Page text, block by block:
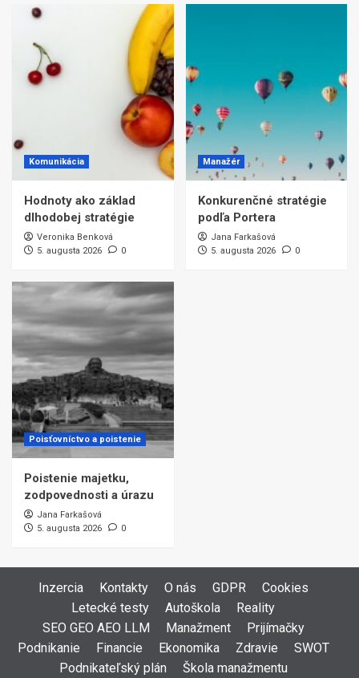
Komunikácia
Hodnoty ako základ
dlhodobej stratégie
Veronika Benková
5. augusta 2026
0
Manažér
Konkurenčné stratégie
podľa Portera
Jana Farkašová
5. augusta 2026
0
Poisťovníctvo a poistenie
Poistenie majetku,
zodpovednosti a úrazu
Jana Farkašová
5. augusta 2026
0
Inzercia Kontakty O nás GDPR
Cookies
Letecké testy
Autoškola
Reality
SEO GEO AEO LLM
Manažment
Prijímačky
Podnikanie
Financie Ekonomika Zdravie
SWOT
Podnikateľský plán
Škola manažmentu